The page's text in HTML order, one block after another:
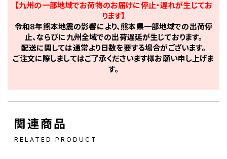
【九州の一部地域でお荷物のお届けに停止・遅れが生じてお
ります】
令和8年熊本地震の影響により、熊本県一部地域での出荷停
止、ならびに九州全域での出荷遅延が生じております。
配送に関しては通常より日数を要する場合がございます。
ご注文に際しましてはご了承くださいます様お願い申し上げま
す。
関連商品
RELATED PRODUCT